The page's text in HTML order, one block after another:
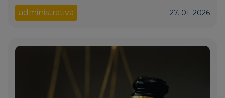
administrativa 27. 01. 2026